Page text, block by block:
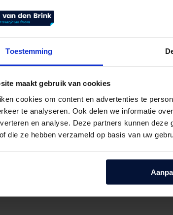
Toestemming
maakt gebruik van cookies
cookies om content en advertenties te
te analyseren. Ook delen we informatie
en analyse. Deze partners kunnen
die ze hebben verzameld op basis van uw